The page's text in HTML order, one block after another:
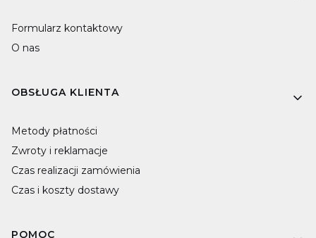
Formularz kontaktowy
O nas
OBSŁUGA KLIENTA
Metody płatności
Zwroty i reklamacje
Czas realizacji zamówienia
Czas i koszty dostawy
POMOC